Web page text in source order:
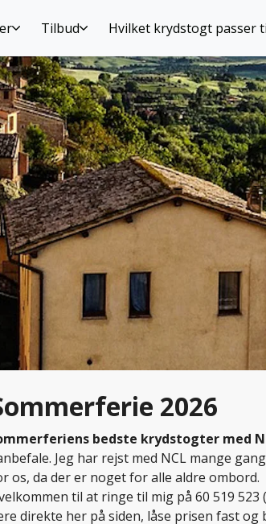
Tilbud Hvilket krydstogt passer
2026
bedste krydstogter med
Jeg har rejst med NCL mange
os, da der er noget for alle aldre ombord.
til at ringe til mig på 60 519 523
direkte her på siden, låse prisen fast og